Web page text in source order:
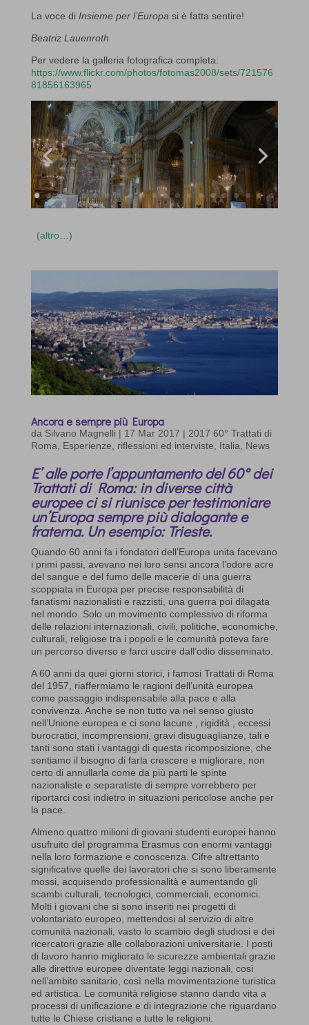
La voce di Insieme per l’Europa si è fatta sentire!
Beatriz Lauenroth
Per vedere la galleria fotografica completa:
https://www.flickr.com/photos/fotomas2008/sets/721576
81856163965
(altro…)
Ancora e sempre più Europa
da Silvano Magnelli | 17 Mar 2017 | 2017 60° Trattati di
Roma, Esperienze, riflessioni ed interviste, Italia, News
E’ alle porte l’appuntamento del 60° dei
Trattati di Roma: in diverse città
europee ci si riunisce per testimoniare
un’Europa sempre più dialogante e
fraterna. Un esempio: Trieste.
Quando 60 anni fa i fondatori dell’Europa unita facevano
i primi passi, avevano nei loro sensi ancora l’odore acre
del sangue e del fumo delle macerie di una guerra
scoppiata in Europa per precise responsabilità di
fanatismi nazionalisti e razzisti, una guerra poi dilagata
nel mondo. Solo un movimento complessivo di riforma
delle relazioni internazionali, civili, politiche, economiche,
culturali, religiose tra i popoli e le comunità poteva fare
un percorso diverso e farci uscire dall’odio disseminato.
A 60 anni da quei giorni storici, i famosi Trattati di Roma
del 1957, riaffermiamo le ragioni dell’unità europea
come passaggio indispensabile alla pace e alla
convivenza. Anche se non tutto va nel senso giusto
nell’Unione europea e ci sono lacune , rigidità , eccessi
burocratici, incomprensioni, gravi disuguaglianze, tali e
tanti sono stati i vantaggi di questa ricomposizione, che
sentiamo il bisogno di farla crescere e migliorare, non
certo di annullarla come da più parti le spinte
nazionaliste e separatiste di sempre vorrebbero per
riportarci così indietro in situazioni pericolose anche per
la pace.
Almeno quattro milioni di giovani studenti europei hanno
usufruito del programma Erasmus con enormi vantaggi
nella loro formazione e conoscenza. Cifre altrettanto
significative quelle dei lavoratori che si sono liberamente
mossi, acquisendo professionalità e aumentando gli
scambi culturali, tecnologici, commerciali, economici.
Molti i giovani che si sono inseriti nei progetti di
volontariato europeo, mettendosi al servizio di altre
comunità nazionali, vasto lo scambio degli studiosi e dei
ricercatori grazie alle collaborazioni universitarie. I posti
di lavoro hanno migliorato le sicurezze ambientali grazie
alle direttive europee diventate leggi nazionali, così
nell’ambito sanitario, così nella movimentazione turistica
ed artistica. Le comunità religiose stanno dando vita a
processi di unificazione e di integrazione che riguardano
tutte le Chiese cristiane e tutte le religioni.